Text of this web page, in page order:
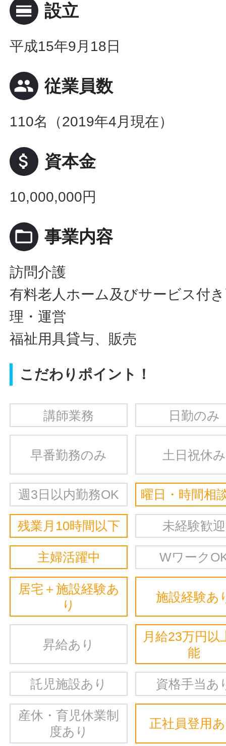
calendar_view_day 設立
平成15年9月18日
people 従業員数
110名（2019年4月現在）
attach_money 資本金
10,000,000円
folder_open 事業内容
訪問介護
有料老人ホーム及びサービス付
理・運営
福祉用具貸与、販売
こだわりポイント！
講師業務 日勤のみ
早番勤務のみ 土日祝休み
週3日以内勤務OK 曜日・時間相
残業月10時間以下 未経験歓迎
主婦活躍中 Wワーク
居宅＋施設経験あ
り
施設経験あ
昇給あり
月給23万円以
能
託児施設あり 資格手当あ
産休・育児休業制
度あり
正社員登用